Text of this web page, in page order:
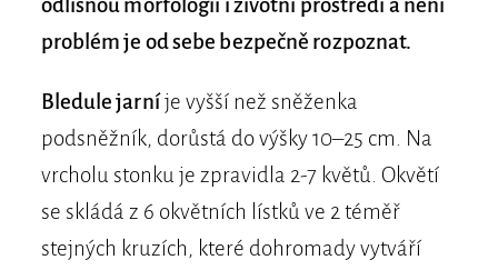
odlišnou morfologii i životní prostředí a není
problém je od sebe bezpečně rozpoznat.
Bledule jarníje vyšší než sněženka
podsněžník, dorůstá do výšky 10–25 cm. Na
vrcholu stonku je zpravidla 2-7 květů. Okvětí
se skládá z 6 okvětních lístků ve 2 téměř
stejných kruzích, které dohromady vytváří